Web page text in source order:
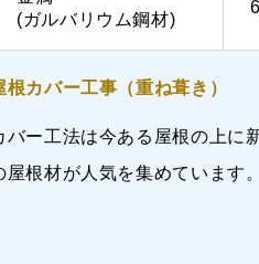
(ガルバリウム鋼材)
根カバー工事（重ね葺き）
バー工法は今ある屋根の上に
屋根材が人気を集めています。